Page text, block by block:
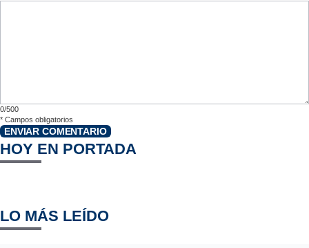
0/500
* Campos obligatorios
ENVIAR COMENTARIO
HOY EN PORTADA
LO MÁS LEÍDO